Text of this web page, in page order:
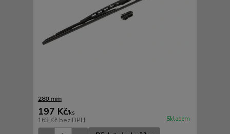
280 mm
197 Kč/ks
163 Kč bez DPH Skladem